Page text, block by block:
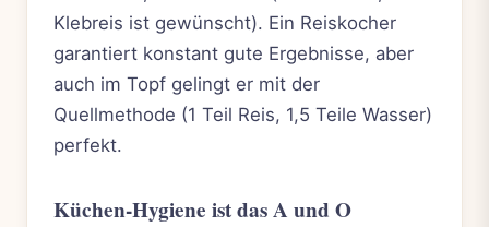
Klebreis ist gewünscht). Ein Reiskocher
garantiert konstant gute Ergebnisse, aber
auch im Topf gelingt er mit der
Quellmethode (1 Teil Reis, 1,5 Teile Wasser)
perfekt.
Küchen-Hygiene ist das A und O